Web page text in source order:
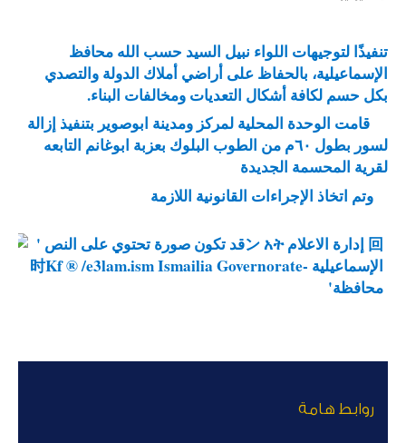
تنفيذًا لتوجيهات اللواء نبيل السيد حسب الله محافظ
الإسماعيلية، بالحفاظ على أراضي أملاك الدولة والتصدي
بكل حسم لكافة أشكال التعديات ومخالفات البناء.
قامت الوحدة المحلية لمركز ومدينة ابوصوير بتنفيذ إزالة
لسور بطول ٦٠م من الطوب البلوك بعزبة ابوغانم التابعه
لقرية المحسمة الجديدة
وتم اتخاذ الإجراءات القانونية اللازمة
روابط هامة